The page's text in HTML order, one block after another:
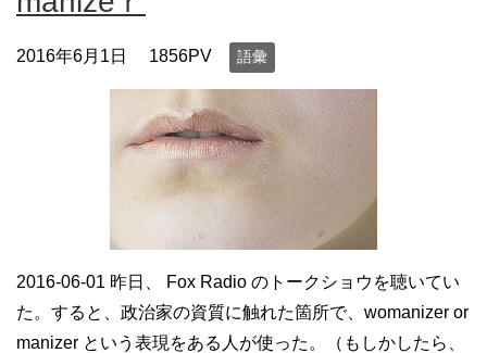
2016年6月1日 1856PV 語彙
2016-06-01 昨日、 Fox Radio のトークショウを聴いてい
た。すると、政治家の資質に触れた箇所で、womanizer or
manizer という表現をある人が使った。（もしかしたら、